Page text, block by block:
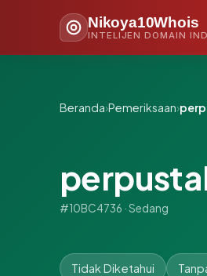
Nikoya10Whois
INTELIJEN DOMAIN
Beranda›Pemeriksaan›
#10BC4736 · Sedang
Tidak Diketahui